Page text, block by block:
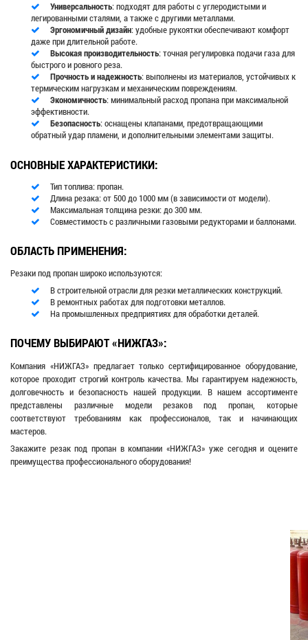
Универсальность: подходят для работы с углеродистыми и
легированными сталями, а также с другими металлами.
Эргономичный дизайн: удобные рукоятки обеспечивают комфорт
даже при длительной работе.
Высокая производительность: точная регулировка подачи газа для
быстрого и ровного реза.
Прочность и надежность: выполнены из материалов, устойчивых к
термическим нагрузкам и механическим повреждениям.
Экономичность: минимальный расход пропана при максимальной
эффективности.
Безопасность: оснащены клапанами, предотвращающими
обратный удар пламени, и дополнительными элементами защиты.
ОСНОВНЫЕ ХАРАКТЕРИСТИКИ:
Тип топлива: пропан.
Длина резака: от 500 до 1000 мм (в зависимости от модели).
Максимальная толщина резки: до 300 мм.
Совместимость с различными газовыми редукторами и баллонами.
ОБЛАСТЬ ПРИМЕНЕНИЯ:
Резаки под пропан широко используются:
В строительной отрасли для резки металлических конструкций.
В ремонтных работах для подготовки металлов.
На промышленных предприятиях для обработки деталей.
ПОЧЕМУ ВЫБИРАЮТ «НИЖГАЗ»:
Компания «НИЖГАЗ» предлагает только сертифицированное оборудование,
которое проходит строгий контроль качества. Мы гарантируем надежность,
долговечность и безопасность нашей продукции. В нашем ассортименте
представлены различные модели резаков под пропан, которые
соответствуют требованиям как профессионалов, так и начинающих
мастеров.
Закажите резак под пропан в компании «НИЖГАЗ» уже сегодня и оцените
преимущества профессионального оборудования!